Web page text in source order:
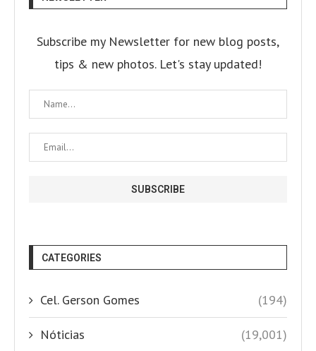
Subscribe my Newsletter for new blog posts,
tips & new photos. Let's stay updated!
CATEGORIES
Cel. Gerson Gomes (194)
Nóticias (19,001)